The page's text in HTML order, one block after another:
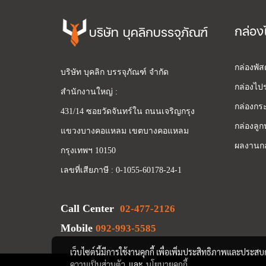
บริษัท บุคลิกบรรจุภัณฑ์
บริษัท บุคลิก บรรจุภัณฑ์ จำกัด
สำนักงานใหญ่ :
431/14 ซอยวัดจันทร์ใน ถนนเจริญกรุง
แขวงบางคอแหลม เขตบางคอแหลม
กรุงเทพฯ 10150
เลขที่เสียภาษี : 0-1055-60178-24-1
Call Center 02-477-2126
Mobile 092-993-5585
กล่อ
กล่องพั
กล่องไ
กล่องก
กล่องลูก
ผลงาน
เว็บไซต์นี้มีการใช้งานคุกกี้ เพื่อเพิ่มประสิทธิภาพและประส